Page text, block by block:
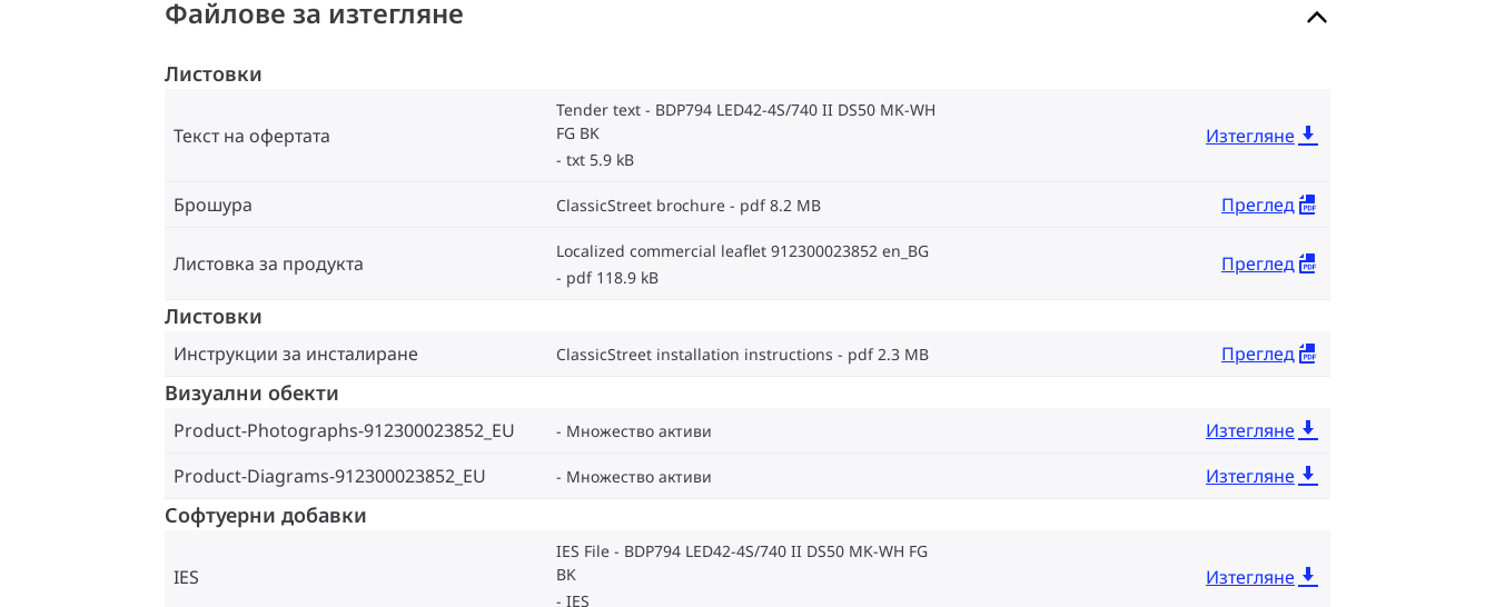
Файлове за изтегляне
Листовки
Текст на офертата
Tender text - BDP794 LED42-4S/740 II DS50 MK-WH
FG BK
txt 5.9 kB
Изтегляне
Брошура ClassicStreet brochure pdf 8.2 MB Преглед
Листовка за продукта
Localized commercial leaflet 912300023852 en_BG
pdf 118.9 kB
Преглед
Листовки
Инструкции за инсталиране ClassicStreet installation instructions pdf 2.3 MB Преглед
Визуални обекти
Product-Photographs-912300023852_EU Множество активи
Изтегляне
Product-Diagrams-912300023852_EU
Множество активи Изтегляне
Софтуерни добавки
IES
IES File - BDP794 LED42-4S/740 II DS50 MK-WH FG
BK
IES
Изтегляне